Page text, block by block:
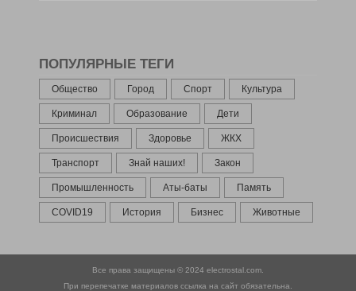
ПОПУЛЯРНЫЕ ТЕГИ
Общество Город Спорт Культура
Криминал Образование Дети
Происшествия Здоровье ЖКХ
Транспорт Знай наших! Закон
Промышленность Аты-баты Память
COVID19 История Бизнес Животные
Все права защищены © 2024 electrostal.com.
При перепечатке материалов ссылка на сайт обязательна.